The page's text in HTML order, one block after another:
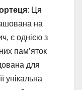
: Ця
на
є однією з
пам’яток
для
унікальна